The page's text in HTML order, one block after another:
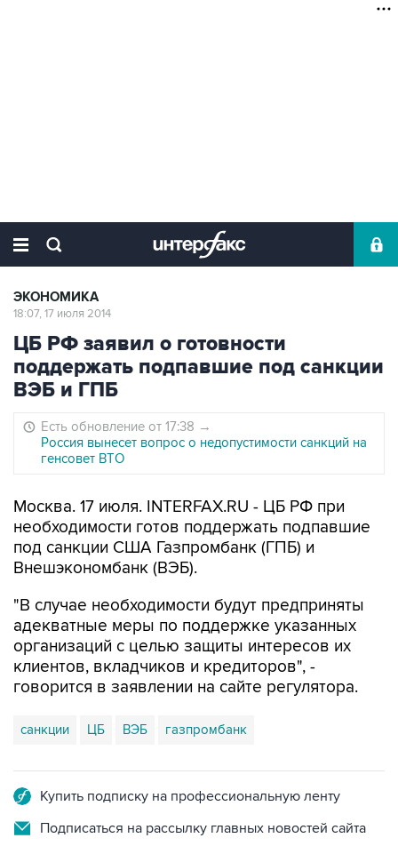
ЭКОНОМИКА
18:07, 17 июля 2014
ЦБ РФ заявил о готовности
поддержать подпавшие под санкции
ВЭБ и ГПБ
Есть обновление от 17:38 →
Россия вынесет вопрос о недопустимости санкций на
генсовет ВТО
Москва. 17 июля. INTERFAX.RU - ЦБ РФ при
необходимости готов поддержать подпавшие
под санкции США Газпромбанк (ГПБ) и
Внешэкономбанк (ВЭБ).
"В случае необходимости будут предприняты
адекватные меры по поддержке указанных
организаций с целью защиты интересов их
клиентов, вкладчиков и кредиторов", -
говорится в заявлении на сайте регулятора.
санкции ЦБ ВЭБ газпромбанк
Купить подписку на профессиональную ленту
Подписаться на рассылку главных новостей сайта